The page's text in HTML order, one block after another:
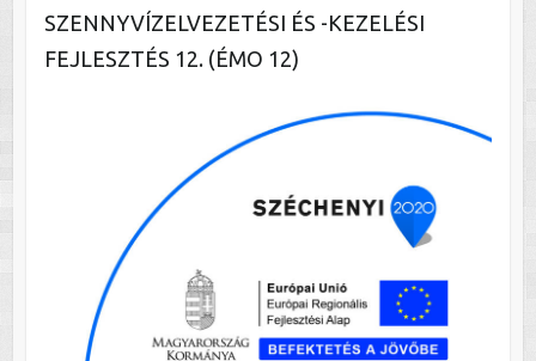
SZENNYVÍZELVEZETÉSI ÉS -KEZELÉSI
FEJLESZTÉS 12. (ÉMO 12)